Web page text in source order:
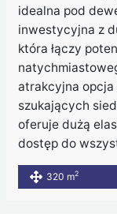
idealna pod
inwestycyjna z
która łączy
atrakcyjna
szukających
oferuje dużą
dostęp do
320 m2